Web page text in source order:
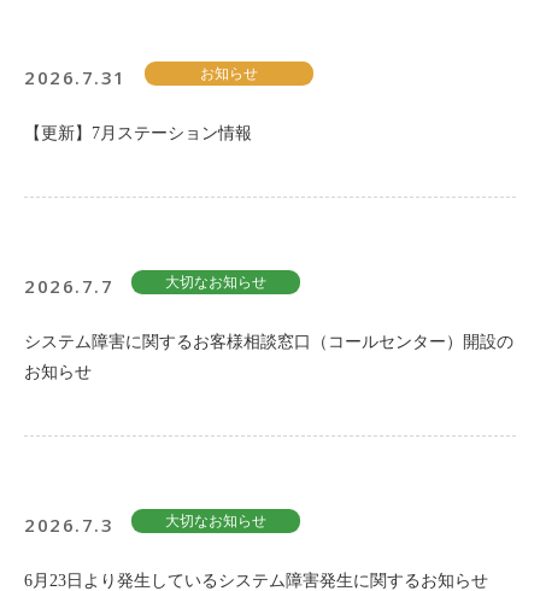
2026.7.31 お知らせ
【更新】7月ステーション情報
2026.7.7 大切なお知らせ
システム障害に関するお客様相談窓口（コールセンター）開設の
お知らせ
2026.7.3 大切なお知らせ
6月23日より発生しているシステム障害発生に関するお知らせ